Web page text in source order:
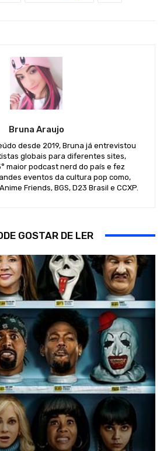
Bruna Araujo
desde 2019, Bruna já entrevistou
globais para diferentes sites,
maior podcast nerd do país e fez
eventos da cultura pop como,
Friends, BGS, D23 Brasil e CCXP.
GOSTAR DE LER